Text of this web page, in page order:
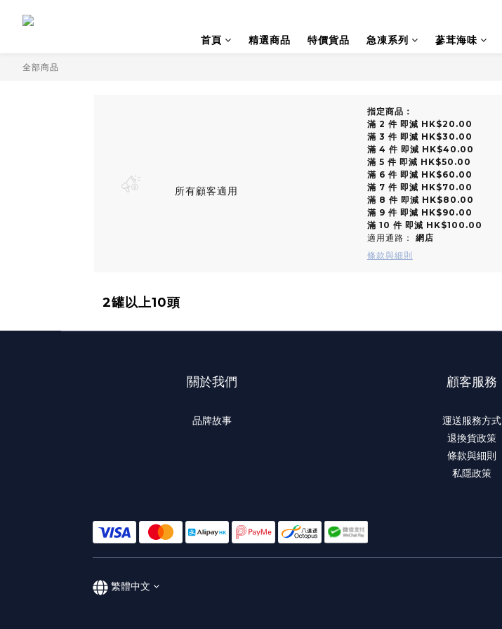
首頁 精選商品 特價貨品 急凍系列 蔘茸海味
全部商品
所有顧客適用
指定商品：
滿 2 件 即減 HK$20.00
滿 3 件 即減 HK$30.00
滿 4 件 即減 HK$40.00
滿 5 件 即減 HK$50.00
滿 6 件 即減 HK$60.00
滿 7 件 即減 HK$70.00
滿 8 件 即減 HK$80.00
滿 9 件 即減 HK$90.00
滿 10 件 即減 HK$100.00
適用通路： 網店
條款與細則
2罐以上10頭
關於我們
品牌故事
顧客服務
運送服務方式
退換貨政策
條款與細則
私隱政策
繁體中文